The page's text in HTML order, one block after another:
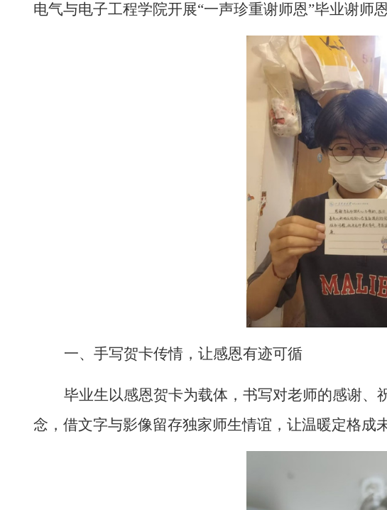
电气与电子工程学院开展“一声珍重谢师恩”毕业谢师恩
一、手写贺卡传情，让感恩有迹可循
毕业生以感恩贺卡为载体，书写对老师的感谢
念，借文字与影像留存独家师生情谊，让温暖定格成